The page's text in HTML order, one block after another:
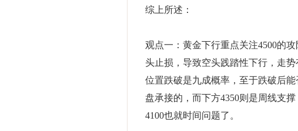
综上所述：
观点一：黄金下行重点关注4500的
头止损，导致空头践踏性下行，走
位置跌破是九成概率，至于跌破后
盘承接的，而下方4350则是周线支
4100也就时间问题了。